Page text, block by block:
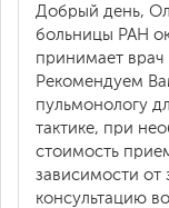
Добрый день,
больницы РАН
принимает врач
Рекомендуем
пульмонологу
тактике, при
стоимость
зависимости от
консультацию